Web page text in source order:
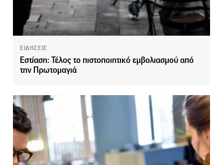
ΕΙΔΗΣΕΙΣ
Εστίαση: Τέλος το πιστοποιητικό εμβολιασμού από
την Πρωτομαγιά